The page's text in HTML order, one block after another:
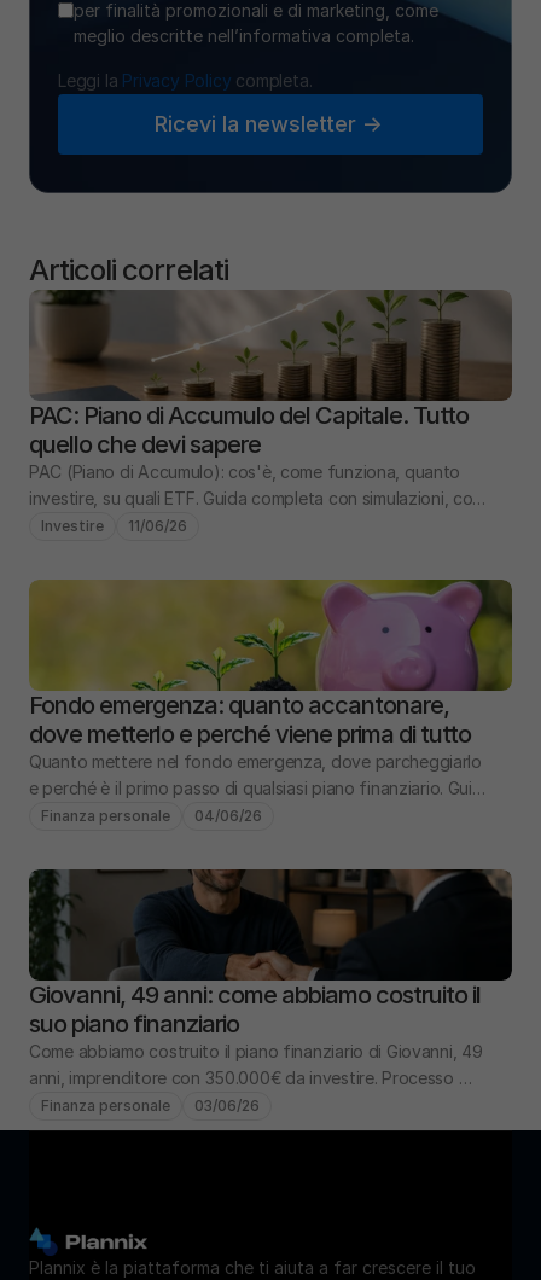
per finalità promozionali e di marketing, come
meglio descritte nell’informativa completa.
Leggi la Privacy Policy completa.
Ricevi la newsletter ->
Articoli correlati
PAC: Piano di Accumulo del Capitale. Tutto
quello che devi sapere
PAC (Piano di Accumulo): cos'è, come funziona, quanto
investire, su quali ETF. Guida completa con simulazioni, costi
e confronto PIC vs PAC.
Investire 11/06/26
Fondo emergenza: quanto accantonare,
dove metterlo e perché viene prima di tutto
Quanto mettere nel fondo emergenza, dove parcheggiarlo
e perché è il primo passo di qualsiasi piano finanziario. Guida
pratica con numeri e scenari.
Finanza personale 04/06/26
Giovanni, 49 anni: come abbiamo costruito il
suo piano finanziario
Come abbiamo costruito il piano finanziario di Giovanni, 49
anni, imprenditore con 350.000€ da investire. Processo
completo: analisi, obiettivi, portafoglio.
Finanza personale 03/06/26
Plannix è la piattaforma che ti aiuta a far crescere il tuo